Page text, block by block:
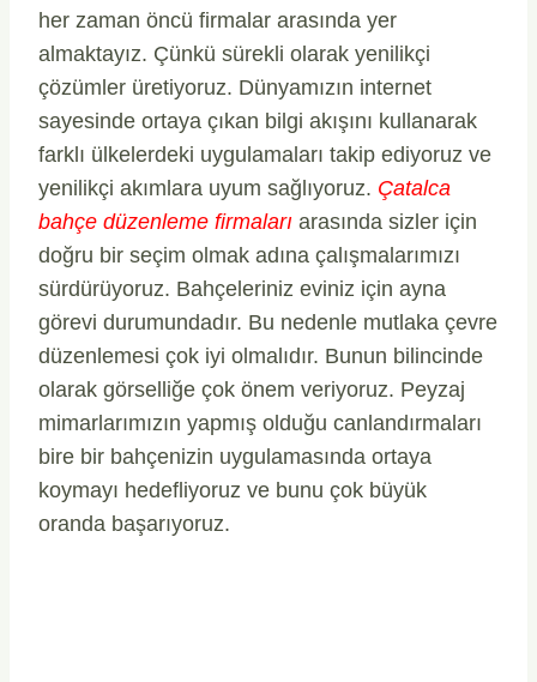
her zaman öncü firmalar arasında yer
almaktayız. Çünkü sürekli olarak yenilikçi
çözümler üretiyoruz. Dünyamızın internet
sayesinde ortaya çıkan bilgi akışını kullanarak
farklı ülkelerdeki uygulamaları takip ediyoruz ve
yenilikçi akımlara uyum sağlıyoruz. Çatalca
bahçe düzenleme firmaları arasında sizler için
doğru bir seçim olmak adına çalışmalarımızı
sürdürüyoruz. Bahçeleriniz eviniz için ayna
görevi durumundadır. Bu nedenle mutlaka çevre
düzenlemesi çok iyi olmalıdır. Bunun bilincinde
olarak görselliğe çok önem veriyoruz. Peyzaj
mimarlarımızın yapmış olduğu canlandırmaları
bire bir bahçenizin uygulamasında ortaya
koymayı hedefliyoruz ve bunu çok büyük
oranda başarıyoruz.